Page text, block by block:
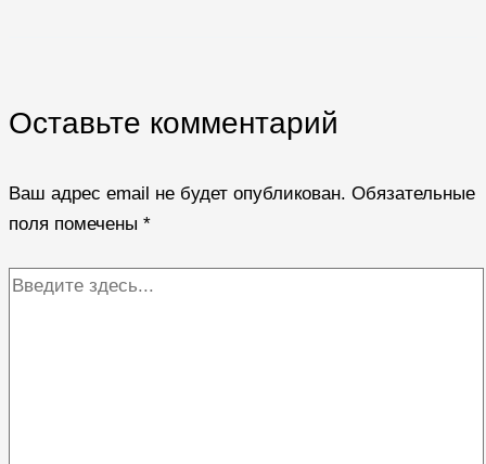
Оставьте комментарий
Ваш адрес email не будет опубликован. Обязательные
поля помечены *
Введите